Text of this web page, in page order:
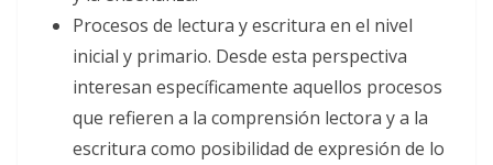
Procesos de lectura y escritura en el nivel
inicial y primario. Desde esta perspectiva
interesan específicamente aquellos procesos
que refieren a la comprensión lectora y a la
escritura como posibilidad de expresión de lo